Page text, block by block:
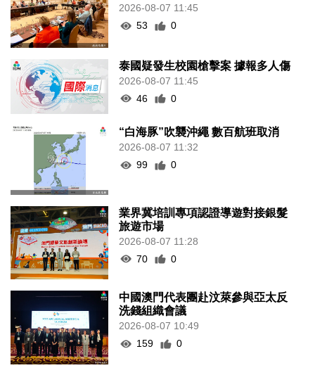
2026-08-07 11:45
53
0
泰國疑發生校園槍擊案 據報多人傷
2026-08-07 11:45
46
0
“白海豚”吹襲沖繩 數百航班取消
2026-08-07 11:32
99
0
業界冀培訓專項認證導遊對接銀髮
旅遊市場
2026-08-07 11:28
70
0
中國澳門代表團赴汶萊參與亞太反
洗錢組織會議
2026-08-07 10:49
159
0